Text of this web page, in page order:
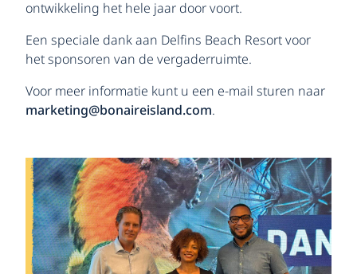
ontwikkeling het hele jaar door voort.
Een speciale dank aan Delfins Beach Resort voor
het sponsoren van de vergaderruimte.
Voor meer informatie kunt u een e-mail sturen naar
marketing@bonaireisland.com.